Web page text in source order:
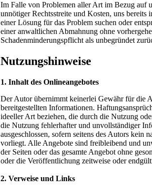
Im Falle von Problemen aller Art im Bezug auf
unnötiger Rechtsstreite und Kosten, uns
einer Lösung für das Problem suchen oder
einer anwaltlichen Abmahnung ohne
Schadenminderungspflicht als unbegründet
Nutzungshinweise
1. Inhalt des Onlineangebotes
Der Autor übernimmt keinerlei Gewähr für die
bereitgestellten Informationen.
ideeller Art beziehen, die durch die Nutzung
die Nutzung fehlerhafter und unvollständiger
ausgeschlossen, sofern seitens des Autors kein
vorliegt. Alle Angebote sind freibleibend und
der Seiten oder das gesamte Angebot ohne
oder die Veröffentlichung zeitweise oder
2. Verweise und Links